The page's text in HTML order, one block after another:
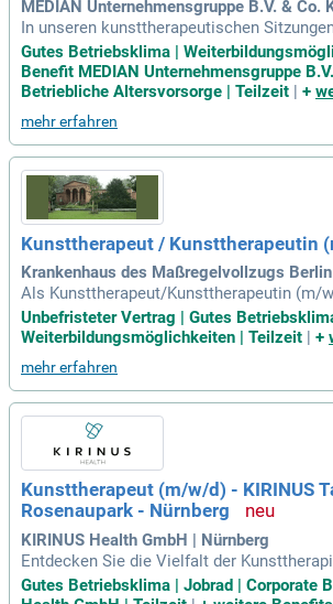
MEDIAN Unternehmensgruppe B.V. & Co.
In unseren kunsttherapeutischen
ive Ausdrucksweisen psychosomatischer
qualifizierten Kunsttherapeuten bieten
zung und Krisenintervention. Mit einem
Materialien und Techniken begleiten wir
wicklung. Wir suchen kreative und
e bereit sind, in einem harmonischen
ten. Neben einem verantwortungsvollen
ießen unsere Mitarbeiter zahlreiche
s Fortbildungsprogramm und Corporate
e Teil unseres aufgeschlossenen Teams
emeinsam positive Erlebnisräume für
Gutes Betriebsklima |
Benefit MEDIAN Unternehmensgruppe
Betriebliche Altersvorsorge | Teilzeit | +
mehr erfahren
Kunsttherapeut / Kunsttherapeutin
Krankenhaus des Maßregelvollzugs
Als Kunsttherapeut/Kunsttherapeutin (m/
wortlich für die eigenständige
peutischen Behandlungen. Du
Entwicklung spezifischer
der Krankenakte, ärztlicher Verordnungen
espräche. Dabei förderst du die
ten und unterstützt sie aktiv in ihrer
e Einzel- und Gruppengespräche bilden
age für die Therapie. Außerdem gestaltest
du die kunsttherapeutischen Angebote
Unbefristeter Vertrag | Gutes Betriebsklima
Weiterbildungsmöglichkeiten | Teilzeit
+
mehr erfahren
Kunsttherapeut (m/w/d) - KIRINUS
Rosenaupark - Nürnberg
KIRINUS Health GmbH | Nürnberg
Entdecken Sie die Vielfalt der
Nürnberg. Wir suchen einen engagierten
Gutes Betriebsklima | Jobrad | Corporate